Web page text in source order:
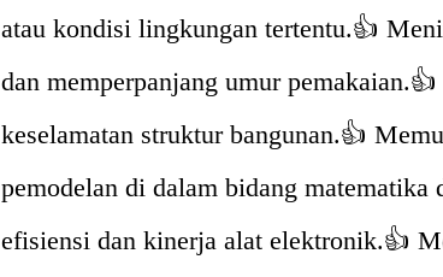
atau kondisi lingkungan tertentu.👍
dan memperpanjang umur
keselamatan struktur bangunan.👍
pemodelan di dalam bidang
efisiensi dan kinerja alat elektronik.👍